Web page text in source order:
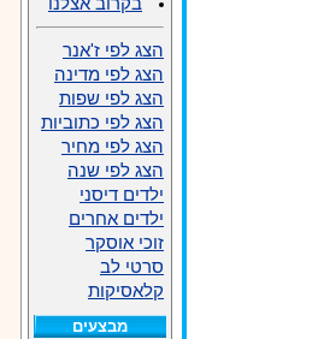
הצג לפי ז'אנר
הצג לפי מדינה
הצג לפי שפות
הצג לפי כתוביות
הצג לפי מחיר
הצג לפי שנה
ילדים דיסני
ילדים אחרים
זוכי אוסקר
סרטי לב
קלאסיקות
מבצעים